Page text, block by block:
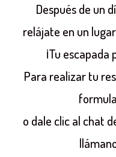
Después de un
relájate en un
¡Tu
Para realizar tu
o dale clic al chat